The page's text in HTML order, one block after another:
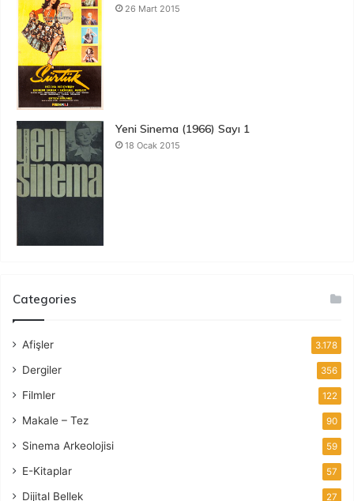
26 Mart 2015
Yeni Sinema (1966) Sayı 1
18 Ocak 2015
Categories
Afişler 3.178
Dergiler 356
Filmler 122
Makale – Tez 90
Sinema Arkeolojisi 59
E-Kitaplar 57
Dijital Bellek 27